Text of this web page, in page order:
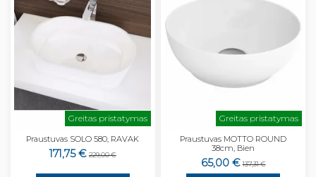
Greitas pristatymas
Praustuvas SOLO 580, RAVAK
171,75 € 229,00 €
Greitas pristatymas
Praustuvas MOTTO ROUND
38cm, Bien
65,00 € 137,31 €